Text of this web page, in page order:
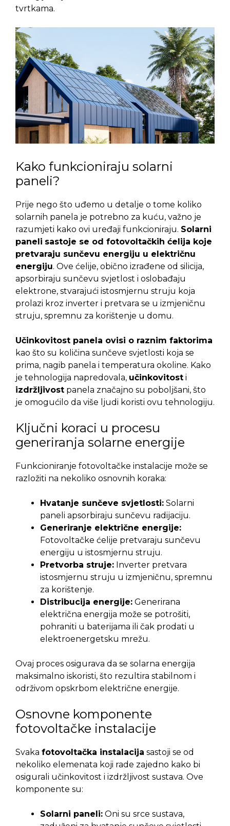
tvrtkama.
Kako funkcioniraju solarni
paneli?
Prije nego što uđemo u detalje o tome koliko
solarnih panela je potrebno za kuću, važno je
razumjeti kako ovi uređaji funkcioniraju. Solarni
paneli sastoje se od fotovoltačkih ćelija koje
pretvaraju sunčevu energiju u električnu
energiju. Ove ćelije, obično izrađene od silicija,
apsorbiraju sunčevu svjetlost i oslobađaju
elektrone, stvarajući istosmjernu struju koja
prolazi kroz inverter i pretvara se u izmjeničnu
struju, spremnu za korištenje u domu.
Učinkovitost panela ovisi o raznim faktorima
kao što su količina sunčeve svjetlosti koja se
prima, nagib panela i temperatura okoline. Kako
je tehnologija napredovala, učinkovitost i
izdržljivost panela značajno su poboljšani, što
je omogućilo da više ljudi koristi ovu tehnologiju.
Ključni koraci u procesu
generiranja solarne energije
Funkcioniranje fotovoltačke instalacije može se
razložiti na nekoliko osnovnih koraka:
Hvatanje sunčeve svjetlosti: Solarni
paneli apsorbiraju sunčevu radijaciju.
Generiranje električne energije:
Fotovoltačke ćelije pretvaraju sunčevu
energiju u istosmjernu struju.
Pretvorba struje: Inverter pretvara
istosmjernu struju u izmjeničnu, spremnu
za korištenje.
Distribucija energije: Generirana
električna energija može se potrošiti,
pohraniti u baterijama ili čak prodati u
elektroenergetsku mrežu.
Ovaj proces osigurava da se solarna energija
maksimalno iskoristi, što rezultira stabilnom i
održivom opskrbom električne energije.
Osnovne komponente
fotovoltačke instalacije
Svaka fotovoltačka instalacija sastoji se od
nekoliko elemenata koji rade zajedno kako bi
osigurali učinkovitost i izdržljivost sustava. Ove
komponente su:
Solarni paneli: Oni su srce sustava,